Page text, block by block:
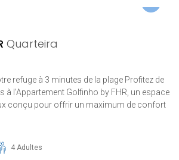
Quarteira
refuge à 3 minutes de la plage Profitez de
à l’Appartement Golfinho by FHR, un espace
conçu pour offrir un maximum de confort
4 Adultes